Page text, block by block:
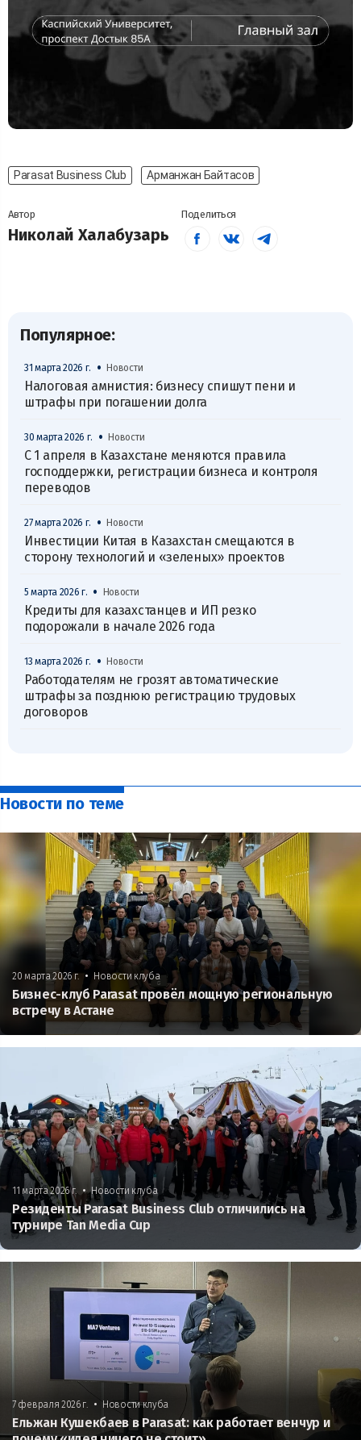
Parasat Business Club Арманжан Байтасов
Автор
Николай Халабузарь
Поделиться
Популярное:
31 марта 2026 г. • Новости
Налоговая амнистия: бизнесу спишут пени и
штрафы при погашении долга
30 марта 2026 г. • Новости
С 1 апреля в Казахстане меняются правила
господдержки, регистрации бизнеса и контроля
переводов
27 марта 2026 г. • Новости
Инвестиции Китая в Казахстан смещаются в
сторону технологий и «зеленых» проектов
5 марта 2026 г. • Новости
Кредиты для казахстанцев и ИП резко
подорожали в начале 2026 года
13 марта 2026 г. • Новости
Работодателям не грозят автоматические
штрафы за позднюю регистрацию трудовых
договоров
Новости по теме
20 марта 2026 г. • Новости клуба
Бизнес-клуб Parasat провёл мощную региональную
встречу в Астане
11 марта 2026 г. • Новости клуба
Резиденты Parasat Business Club отличились на
турнире Tan Media Cup
7 февраля 2026 г. • Новости клуба
Ельжан Кушекбаев в Parasat: как работает венчур и